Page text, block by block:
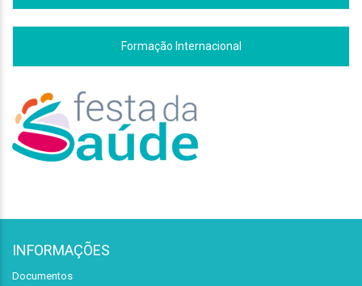
Formação Internacional
INFORMAÇÕES
Documentos